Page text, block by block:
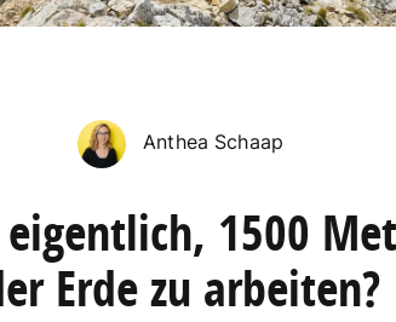
Anthea Schaap
1500
Erde zu arbeiten?